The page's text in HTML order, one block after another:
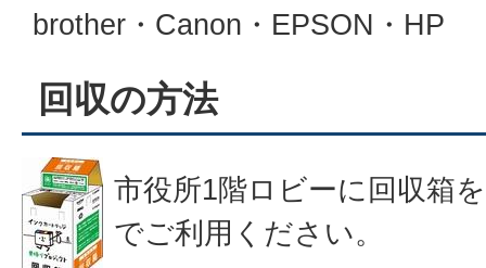
brother・Canon・EPSON・HP
回収の方法
市役所1階ロビーに回収箱
でご利用ください。